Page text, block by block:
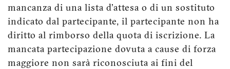
mancanza di una lista d'attesa o di un sostituto
indicato dal partecipante, il partecipante non ha
diritto al rimborso della quota di iscrizione. La
mancata partecipazione dovuta a cause di forza
maggiore non sarà riconosciuta ai fini del